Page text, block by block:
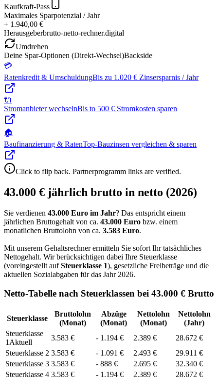
Kaufkraft-Pass
Maximales Sparpotenzial / Jahr
+ 1.940,00 €
Herausgeberbrutto-netto-rechner.digital
Umdrehen
Deine Spar-Optionen (Direkt-Wechsel)Backside
💳
Ratenkredit & UmschuldungBis zu 1.020 € Zinsersparnis / Jahr
🔌
Stromanbieter wechselnBis to 500 € Stromkosten sparen
🏠
Baufinanzierung & RatenTop-Bauzinsen vergleichen & sparen
Click to flip back. Partnerprogramm links are verified.
43.000 € jährlich brutto in netto (2026)
Sie verdienen 43.000 Euro im Jahr? Das entspricht einem
jährlichen Bruttogehalt von ca. 43.000 Euro bzw. einem
monatlichen Bruttolohn von ca. 3.583 Euro.
Mit unserem Gehaltsrechner ermitteln Sie sofort Ihr tatsächliches
Nettogehalt. Wir berücksichtigen dabei Ihre Steuerklasse
(voreingestellt aufSteuerklasse 1), gesetzliche Freibeträge und die
aktuellen Sozialabgaben für das Jahr 2026.
Netto-Tabelle nach Steuerklassen bei 43.000 € Brutto
Steuerklasse
Bruttolohn
(Monat)
Abzüge
(Monat)
Nettolohn
(Monat)
Nettolohn
(Jahr)
Steuerklasse
1 Aktuell
3.583 € - 1.194 € 2.389 € 28.672 €
Steuerklasse 2 3.583 € - 1.091 € 2.493 € 29.911 €
Steuerklasse 3 3.583 € - 888 € 2.695 € 32.340 €
Steuerklasse 4 3.583 € - 1.194 € 2.389 € 28.672 €